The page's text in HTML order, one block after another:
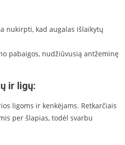
nukirpti, kad augalas išlaikytų
pabaigos, nudžiūvusią antžeminę
ir ligų:
ligoms ir kenkėjams. Retkarčiais
per šlapias, todėl svarbu